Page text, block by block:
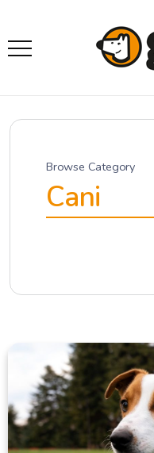
Browse Category
Cani